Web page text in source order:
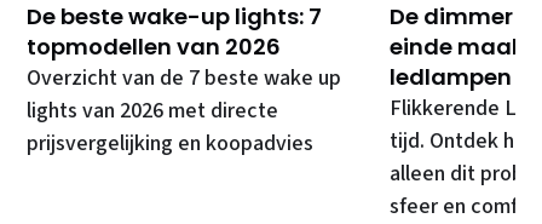
De beste wake-up lights: 7
topmodellen van 2026
Overzicht van de 7 beste wake up
lights van 2026 met directe
prijsvergelijking en koopadvies
De dimmer
einde maakt
ledlampen
Flikkerende
tijd. Ontdek
alleen dit
sfeer en